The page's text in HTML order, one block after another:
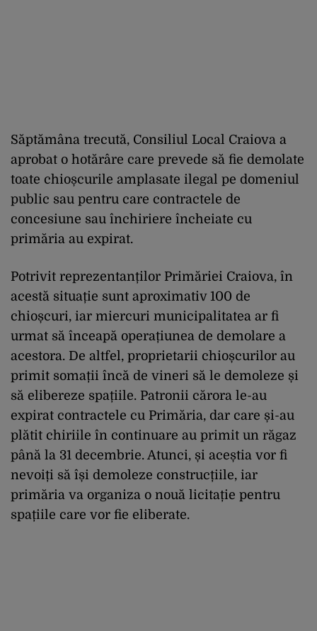
Săptămâna trecută, Consiliul Local Craiova a
aprobat o hotărâre care prevede să fie demolate
toate chioșcurile amplasate ilegal pe domeniul
public sau pentru care contractele de
concesiune sau închiriere încheiate cu
primăria au expirat.
Potrivit reprezentanților Primăriei Craiova, în
acestă situație sunt aproximativ 100 de
chioșcuri, iar miercuri municipalitatea ar fi
urmat să înceapă operațiunea de demolare a
acestora. De altfel, proprietarii chioșcurilor au
primit somații încă de vineri să le demoleze și
să elibereze spațiile. Patronii cărora le-au
expirat contractele cu Primăria, dar care și-au
plătit chiriile în continuare au primit un răgaz
până la 31 decembrie. Atunci, și aceștia vor fi
nevoiți să își demoleze construcțiile, iar
primăria va organiza o nouă licitație pentru
spațiile care vor fie eliberate.